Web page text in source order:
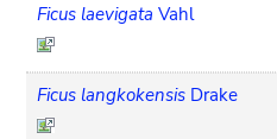
Ficus laevigata Vahl
Ficus langkokensis Drake